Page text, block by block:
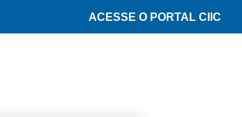
ACESSE O PORTAL CIIC